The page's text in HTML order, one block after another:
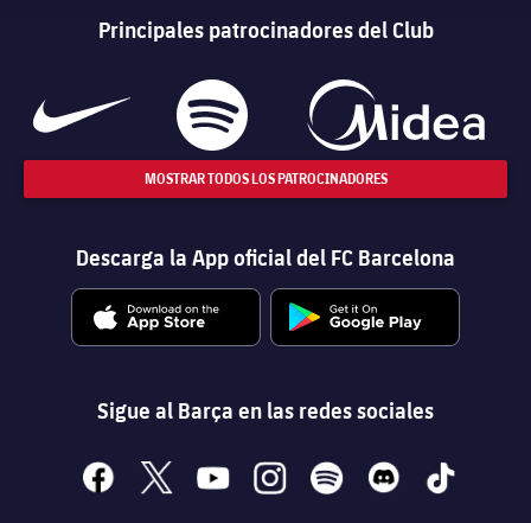
Principales patrocinadores del Club
MOSTRAR TODOS LOS PATROCINADORES
Descarga la App oficial del FC Barcelona
Sigue al Barça en las redes sociales
facebook
x youtubeinstagramspotify discord tiktok